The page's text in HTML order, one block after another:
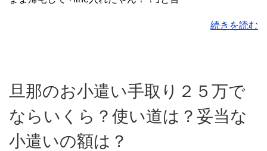
続きを読む
旦那のお小遣い手取り２５万で
ならいくら？使い道は？妥当な
小遣いの額は？